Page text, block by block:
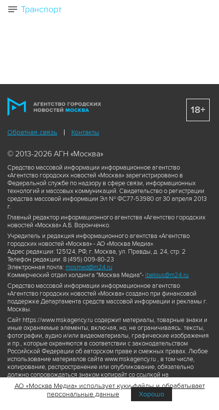
Транспорт
Обратная связь Контакты
© 2013-2026 АГН «Москва»
Средство массовой информации информационное агентство
«Агентство городских новостей «Москва» зарегистрировано в
Федеральной службе по надзору в сфере связи, информационных
технологий и массовых коммуникаций. Свидетельство о регистрации
средства массовой информации Эл № ФС77-53980 от 30 апреля 2013
г.
Главный редактор информационного агентства «Агентство городских
новостей «Москва» А.Б. Воронченко.
Учредитель и редакция информационного агентства «Агентство
городских новостей «Москва» - АО «Москва Медиа».
Адрес редакции: 125124, РФ, г. Москва, ул. Правды, д. 24, стр. 2
Телефон редакции: 8 (495) 009-80-23
Электронная почта: mosmed@m24.ru
Коммерческий отдел холдинга "Москва Медиа"- ibelous@m24.ru
Средство массовой информации информационное агентство
«Агентство городских новостей «Москва» создано при финансовой
поддержке Департамента средств массовой информации и рекламы г.
Москвы.
Сайт https://www.mskagency.ru содержит материалы, товарные знаки и
иные охраняемые элементы, включая, но, не ограничиваясь: тексты,
фотографии, аудио и/или видеоматериалы, графические изображения
и пр., которые охраняются в соответствии с законодательством
Российской Федерации об авторском праве и смежных правах. Любое
использование материалов сайта www.mskagency.ru , в том числе,
копирование, распространение или опубликование, обязательно
должно сопровождаться знаком копирайт со ссылкой на
правообладателя © АО «Москва Медиа», а также гиперссылкой на сайт
www.mskagency.ru как на первоисточник информации. Переработка
материалов сайта www.mskagency.ru не допускается.
18+
АО «Москва Медиа» использует куки-файлы и обрабатывает
персональные данные
Хорошо